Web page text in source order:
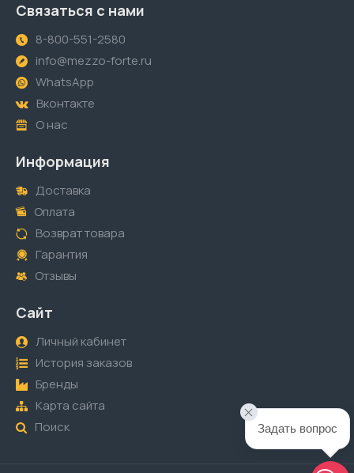
Связаться с нами
8-800-551-2580
info@mezzo-forte.ru
WhatsApp
Вконтакте
О нас
Информация
Доставка
Оплата
Возврат товара
Гарантия
Отзывы
Сайт
Личный кабинет
История заказов
Бренды
Карта сайта
Поиск
Задать вопрос